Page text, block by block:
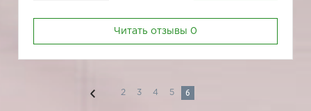
Читать отзывы 0
2 3 4 5 6